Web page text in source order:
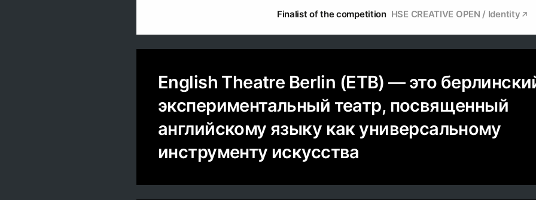
Finalist of the competition HSE CREATIVE OPEN / Identity
English Theatre Berlin (ETB) — это
экспериментальный театр, посвященный
английскому языку как универсальному
инструменту искусства